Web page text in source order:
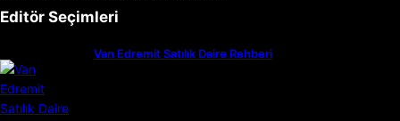
Editör Seçimleri
Van Edremit Satılık Daire Rehberi